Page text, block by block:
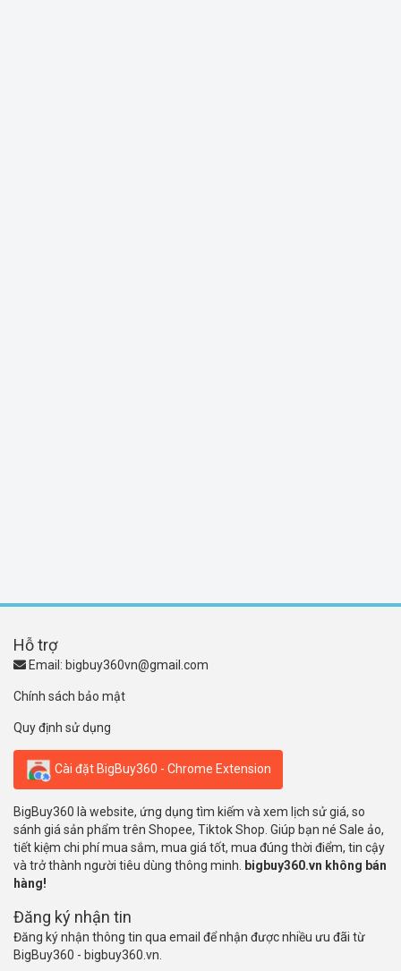
Hỗ trợ
Email: bigbuy360vn@gmail.com
Chính sách bảo mật
Quy định sử dụng
Cài đặt BigBuy360 - Chrome Extension
BigBuy360 là website, ứng dụng tìm kiếm và xem lịch sử giá, so
sánh giá sản phẩm trên Shopee, Tiktok Shop. Giúp bạn né Sale ảo,
tiết kiệm chi phí mua sắm, mua giá tốt, mua đúng thời điểm, tin cậy
và trở thành người tiêu dùng thông minh.
bigbuy360.vn không bán
hàng!
Đăng ký nhận tin
Đăng ký nhận thông tin qua email để nhận được nhiều ưu đãi từ
BigBuy360 - bigbuy360.vn.